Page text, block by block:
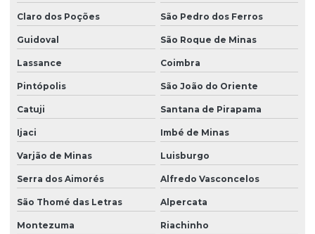
Claro dos Poções São Pedro dos Ferros
Guidoval São Roque de Minas
Lassance Coimbra
Pintópolis São João do Oriente
Catuji Santana de Pirapama
Ijaci Imbé de Minas
Varjão de Minas Luisburgo
Serra dos Aimorés Alfredo Vasconcelos
São Thomé das Letras Alpercata
Montezuma Riachinho